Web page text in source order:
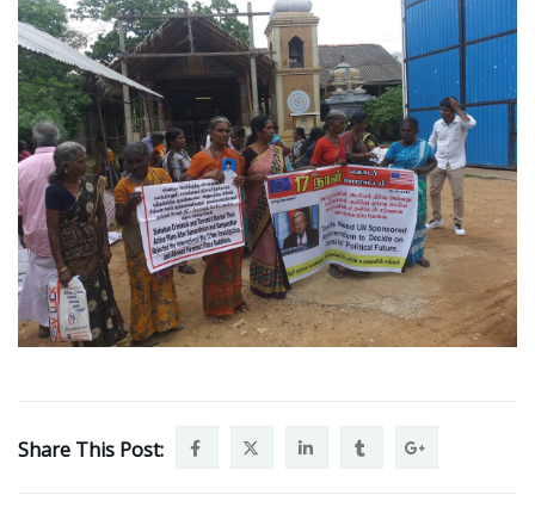
Share This Post: